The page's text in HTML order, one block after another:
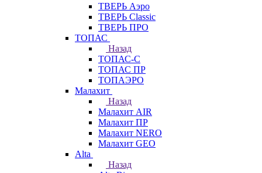
ТВЕРЬ Аэро
ТВЕРЬ Classic
ТВЕРЬ ПРО
ТОПАС
Назад
ТОПАС-С
ТОПАС ПР
ТОПАЭРО
Малахит
Назад
Малахит AIR
Малахит ПР
Малахит NERO
Малахит GEO
Alta
Назад